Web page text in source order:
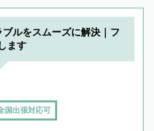
可の条件
再検索
ブルをスムーズに解決｜フ
ます
国出張対応可